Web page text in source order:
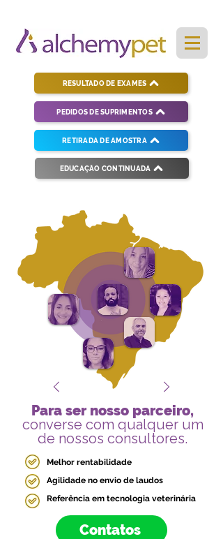
PEDIDOS DE SUPRIMENTOS
RESULTADO DE EXAMES
RETIRADA DE AMOSTRA
EDUCAÇÃO CONTINUADA
Para ser nosso parceiro,
converse com qualquer um
de nossos consultores.
Melhor rentabilidade
Agilidade no envio de laudos
Referência em tecnologia veterinária
Contatos